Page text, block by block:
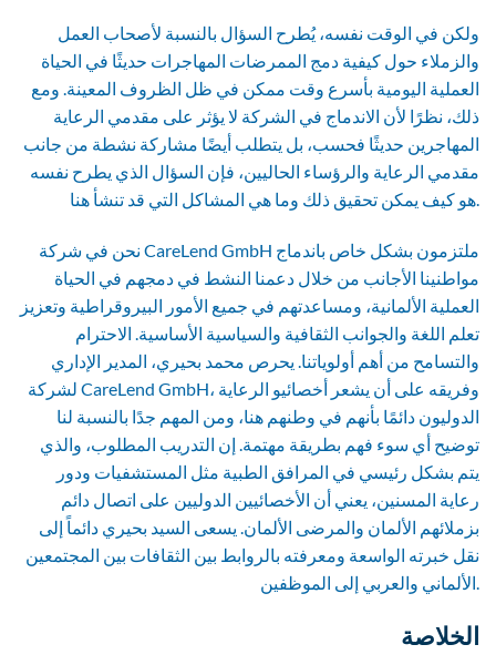
ولكن في الوقت نفسه، يُطرح السؤال بالنسبة لأصحاب العمل
والزملاء حول كيفية دمج الممرضات المهاجرات حديثًا في الحياة
العملية اليومية بأسرع وقت ممكن في ظل الظروف المعينة. ومع
ذلك، نظرًا لأن الاندماج في الشركة لا يؤثر على مقدمي الرعاية
المهاجرين حديثًا فحسب، بل يتطلب أيضًا مشاركة نشطة من جانب
مقدمي الرعاية والرؤساء الحاليين، فإن السؤال الذي يطرح نفسه
هو كيف يمكن تحقيق ذلك وما هي المشاكل التي قد تنشأ هنا.
نحن في شركة CareLend GmbH ملتزمون بشكل خاص باندماج
مواطنينا الأجانب من خلال دعمنا النشط في دمجهم في الحياة
العملية الألمانية، ومساعدتهم في جميع الأمور البيروقراطية وتعزيز
تعلم اللغة والجوانب الثقافية والسياسية الأساسية. الاحترام
والتسامح من أهم أولوياتنا. يحرص محمد بحيري، المدير الإداري
لشركة CareLend GmbH، وفريقه على أن يشعر أخصائيو الرعاية
الدوليون دائمًا بأنهم في وطنهم هنا، ومن المهم جدًا بالنسبة لنا
توضيح أي سوء فهم بطريقة مهتمة. إن التدريب المطلوب، والذي
يتم بشكل رئيسي في المرافق الطبية مثل المستشفيات ودور
رعاية المسنين، يعني أن الأخصائيين الدوليين على اتصال دائم
بزملائهم الألمان والمرضى الألمان. يسعى السيد بحيري دائماً إلى
نقل خبرته الواسعة ومعرفته بالروابط بين الثقافات بين المجتمعين
الألماني والعربي إلى الموظفين.
الخلاصة